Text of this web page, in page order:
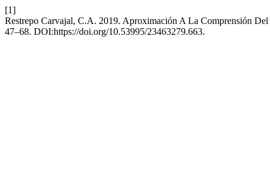
[1]
Restrepo Carvajal, C.A. 2019. Aproximación A La Comprensión
47–68. DOI:https://doi.org/10.53995/23463279.663.